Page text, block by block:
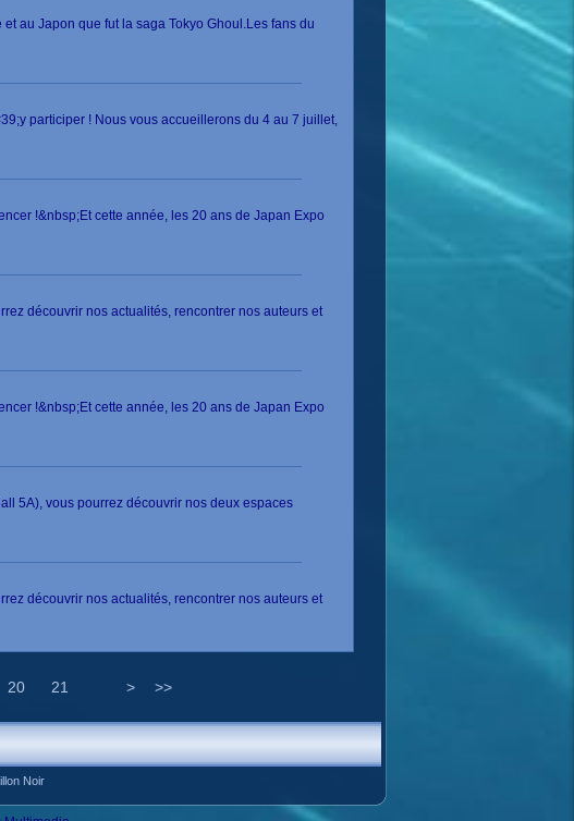
au Japon que fut la saga Tokyo Ghoul.Les fans du
participer ! Nous vous accueillerons du 4 au 7 juillet,
!&nbsp;Et cette année, les 20 ans de Japan Expo
découvrir nos actualités, rencontrer nos auteurs et
!&nbsp;Et cette année, les 20 ans de Japan Expo
5A), vous pourrez découvrir nos deux espaces
découvrir nos actualités, rencontrer nos auteurs et
20 21 > >>
Noir